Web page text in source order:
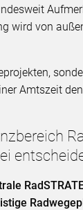
wird von
Amtszeit